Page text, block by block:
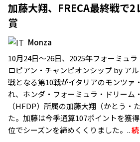
加藤大翔、FRECA最終戦で
賞
Monza
10月24日〜26日、2025年フォーミュ
ロピアン・チャンピオンシップ by ア
戦となる第10戦がイタリアのモンツァ
れ、ホンダ・フォーミュラ・ドリーム
（HFDP）所属の加藤大翔（かとう・
た。加藤は今季通算107ポイントを獲
位でシーズンを締めくくりました。..